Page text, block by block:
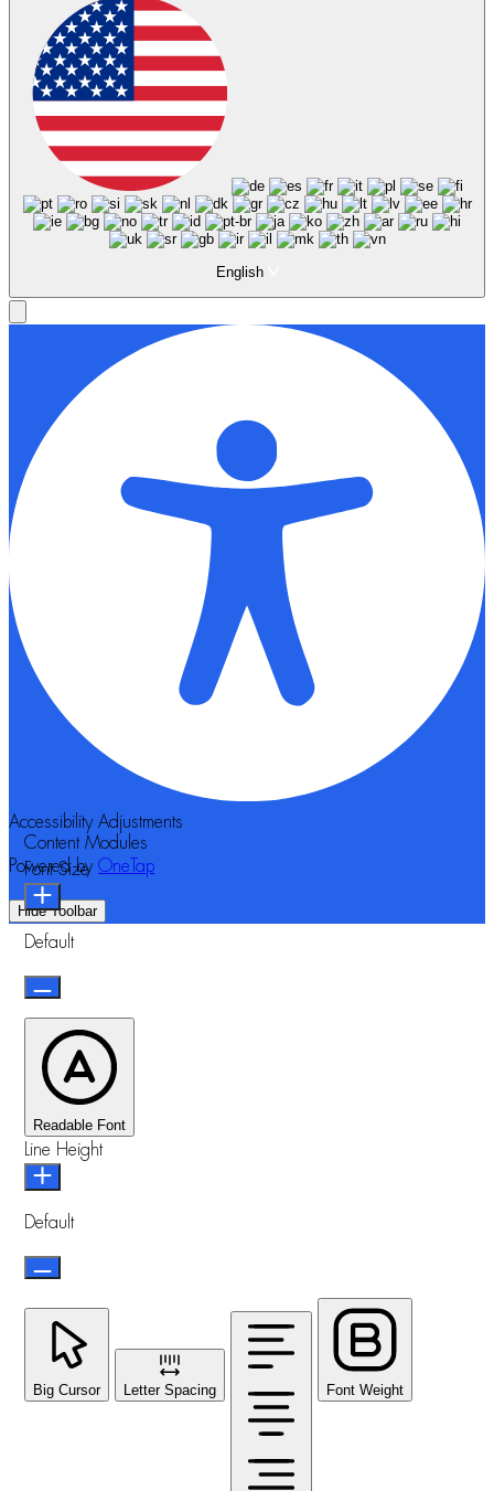
English
Accessibility Adjustments
Powered by OneTap
Hide Toolbar
Content Modules
Font Size
Default
Readable Font
Line Height
Default
Big Cursor Letter Spacing Font Weight